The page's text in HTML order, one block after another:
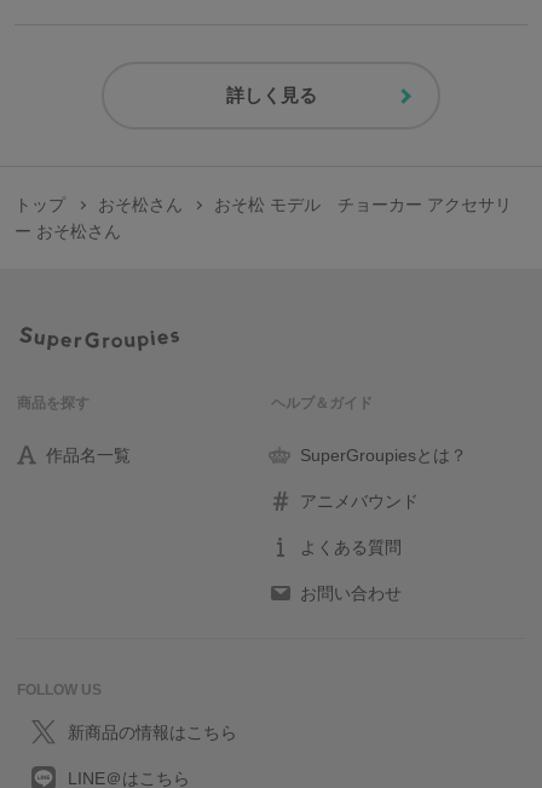
詳しく見る
トップ おそ松さん
おそ松 モデル チョーカー アクセサリ
ー おそ松さん
商品を探す
作品名一覧
ヘルプ＆ガイド
SuperGroupiesとは？
アニメバウンド
よくある質問
お問い合わせ
FOLLOW US
新商品の情報はこちら
LINE＠はこちら